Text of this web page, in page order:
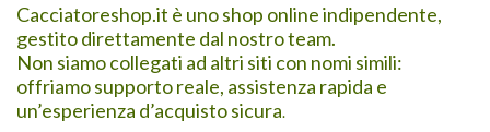
Cacciatoreshop.it è uno shop online indipendente,
gestito direttamente dal nostro team.
Non siamo collegati ad altri siti con nomi simili:
offriamo supporto reale, assistenza rapida e
un’esperienza d’acquisto sicura.